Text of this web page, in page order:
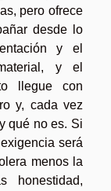
pero ofrece
desde lo
y el
y el
llegue con
y, cada vez
qué no es. Si
será
menos la
honestidad,